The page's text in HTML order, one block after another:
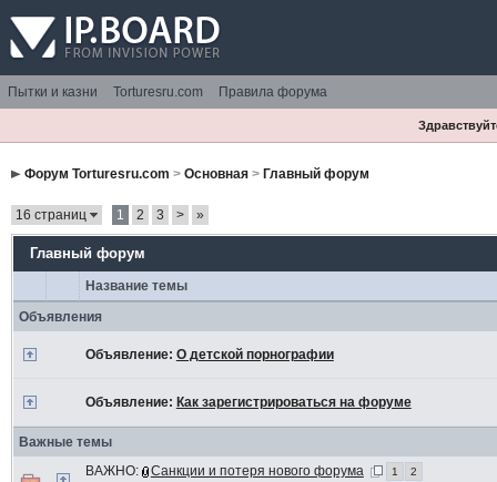
Пытки и казни Torturesru.com Правила форума
Форум Torturesru.com > Основная> Главный форум
16 страниц 1 2 3 > »
Главный форум
Название темы
Объявления
Объявление: О детской порнографии
Объявление: Как зарегистрироваться на форуме
Важные темы
ВАЖНО:
Санкции и потеря нового форума 1 2